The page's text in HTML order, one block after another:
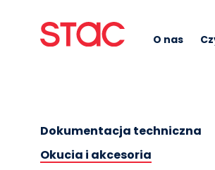
O nas
Dokumentacja techniczna
Okucia i akcesoria